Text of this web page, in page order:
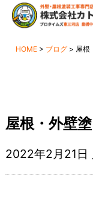
HOME > ブログ > 屋根
屋根・外壁
2022年2月21日